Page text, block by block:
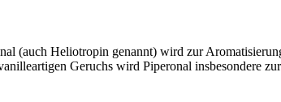
(auch Heliotropin genannt) wird zur
Geruchs wird Piperonal insbesondere